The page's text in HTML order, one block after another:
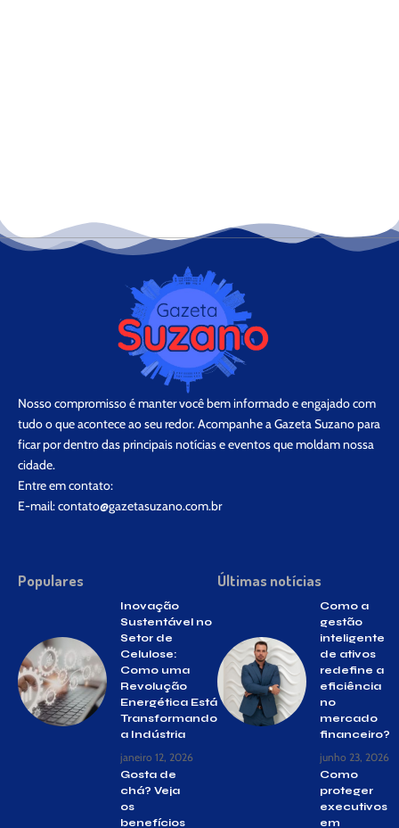
Nosso compromisso é manter você bem informado e engajado com
tudo o que acontece ao seu redor. Acompanhe a Gazeta Suzano para
ficar por dentro das principais notícias e eventos que moldam nossa
cidade.
Entre em contato:
E-mail:contato@gazetasuzano.com.br
Populares
Inovação
Sustentável no
Setor de
Celulose:
Como uma
Revolução
Energética Está
Transformando
a Indústria
janeiro 12, 2026
Gosta de
chá? Veja
os
benefícios
Últimas notícias
Como a
gestão
inteligente
de ativos
redefine a
eficiência
no
mercado
financeiro?
junho 23, 2026
Como
proteger
executivos
em